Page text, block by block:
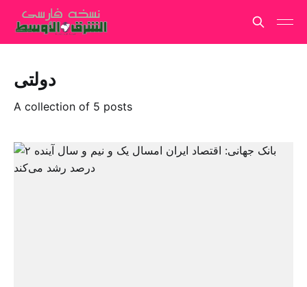
دولتی
A collection of 5 posts